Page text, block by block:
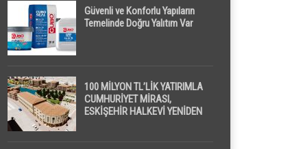
Güvenli ve Konforlu Yapıların
Temelinde Doğru Yalıtım Var
100 MİLYON TL’LİK YATIRIMLA
CUMHURİYET MİRASI,
ESKİŞEHİR HALKEVİ YENİDEN